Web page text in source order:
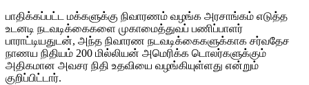
பாதிக்கப்பட்ட மக்களுக்கு நிவாரணம் வழங்க அரசாங்கம் எடுத்த
உடனடி நடவடிக்கைகளை முகாமைத்துவப் பணிப்பாளர்
பாராட்டியதுடன், அந்த நிவாரண நடவடிக்கைகளுக்காக சர்வதேச
நாணய நிதியம் 200 மில்லியன் அமெரிக்க டொலர்களுக்கும்
அதிகமான அவசர நிதி உதவியை வழங்கியுள்ளது என்றும்
குறிப்பிட்டார்.